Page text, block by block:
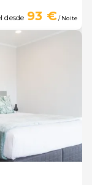
desde 93 €/ Noite